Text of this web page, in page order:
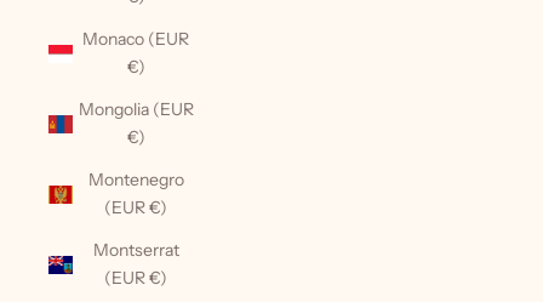
Monaco (EUR
€)
Mongolia (EUR
€)
Montenegro
(EUR €)
Montserrat
(EUR €)